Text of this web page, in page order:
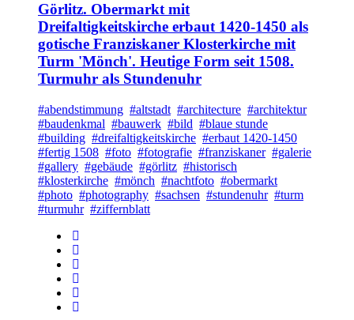
Görlitz. Obermarkt mit
Dreifaltigkeitskirche erbaut 1420-1450 als
gotische Franziskaner Klosterkirche mit
Turm 'Mönch'. Heutige Form seit 1508.
Turmuhr als Stundenuhr
#abendstimmung #altstadt #architecture #architektur
#baudenkmal #bauwerk #bild #blaue stunde
#building #dreifaltigkeitskirche #erbaut 1420-1450
#fertig 1508 #foto #fotografie #franziskaner #galerie
#gallery #gebäude #görlitz #historisch
#klosterkirche #mönch #nachtfoto #obermarkt
#photo #photography #sachsen #stundenuhr #turm
#turmuhr #ziffernblatt